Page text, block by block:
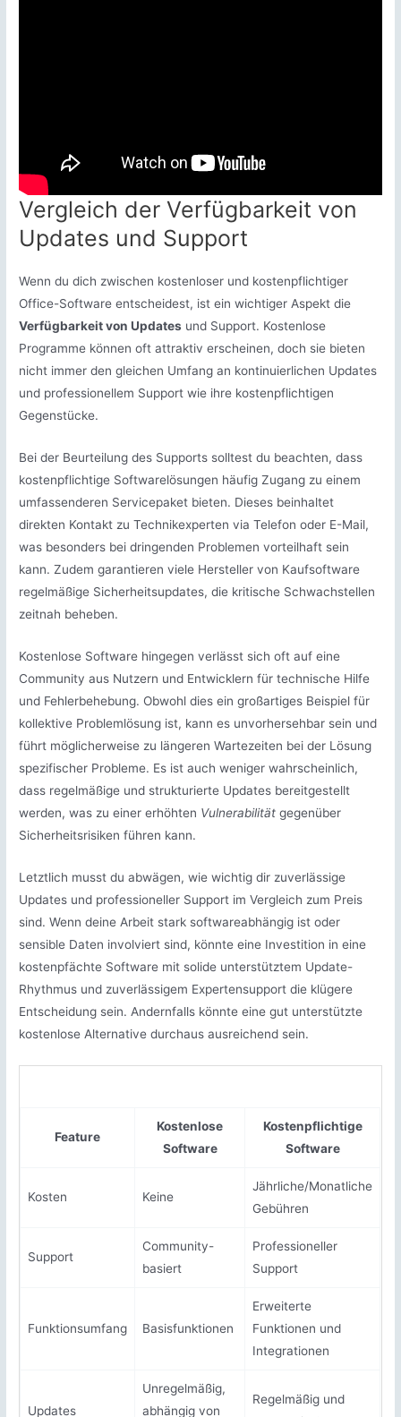
Vergleich der Verfügbarkeit von
Updates und Support
Wenn du dich zwischen kostenloser und kostenpflichtiger
Office-Software entscheidest, ist ein wichtiger Aspekt die
Verfügbarkeit von Updates und Support. Kostenlose
Programme können oft attraktiv erscheinen, doch sie bieten
nicht immer den gleichen Umfang an kontinuierlichen Updates
und professionellem Support wie ihre kostenpflichtigen
Gegenstücke.
Bei der Beurteilung des Supports solltest du beachten, dass
kostenpflichtige Softwarelösungen häufig Zugang zu einem
umfassenderen Servicepaket bieten. Dieses beinhaltet
direkten Kontakt zu Technikexperten via Telefon oder E-Mail,
was besonders bei dringenden Problemen vorteilhaft sein
kann. Zudem garantieren viele Hersteller von Kaufsoftware
regelmäßige Sicherheitsupdates, die kritische Schwachstellen
zeitnah beheben.
Kostenlose Software hingegen verlässt sich oft auf eine
Community aus Nutzern und Entwicklern für technische Hilfe
und Fehlerbehebung. Obwohl dies ein großartiges Beispiel für
kollektive Problemlösung ist, kann es unvorhersehbar sein und
führt möglicherweise zu längeren Wartezeiten bei der Lösung
spezifischer Probleme. Es ist auch weniger wahrscheinlich,
dass regelmäßige und strukturierte Updates bereitgestellt
werden, was zu einer erhöhten Vulnerabilität gegenüber
Sicherheitsrisiken führen kann.
Letztlich musst du abwägen, wie wichtig dir zuverlässige
Updates und professioneller Support im Vergleich zum Preis
sind. Wenn deine Arbeit stark softwareabhängig ist oder
sensible Daten involviert sind, könnte eine Investition in eine
kostenpfächte Software mit solide unterstütztem Update-
Rhythmus und zuverlässigem Expertensupport die klügere
Entscheidung sein. Andernfalls könnte eine gut unterstützte
kostenlose Alternative durchaus ausreichend sein.
Feature
Kostenlose
Software
Kostenpflichtige
Software
Kosten Keine
Jährliche/Monatliche
Gebühren
Support
Community-
basiert
Professioneller
Support
Funktionsumfang Basisfunktionen
Erweiterte
Funktionen und
Integrationen
Updates
Unregelmäßig,
abhängig von
Regelmäßig und